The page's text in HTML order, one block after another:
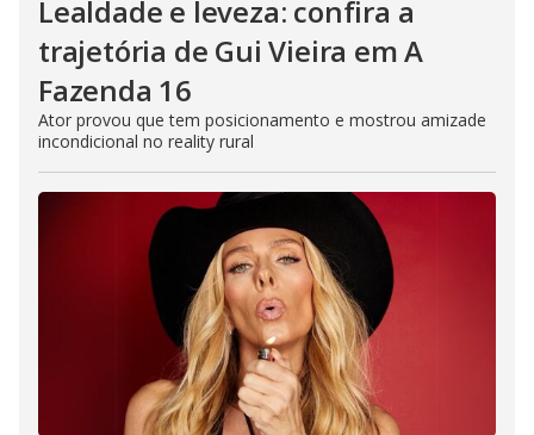
Lealdade e leveza: confira a
trajetória de Gui Vieira em A
Fazenda 16
Ator provou que tem posicionamento e mostrou amizade
incondicional no reality rural